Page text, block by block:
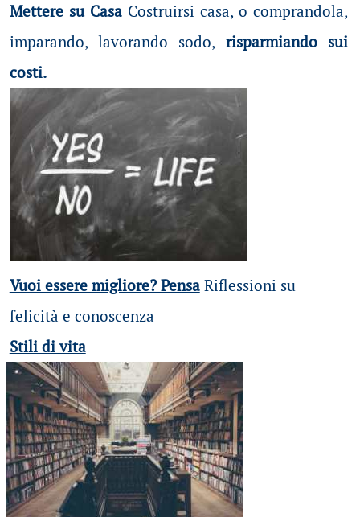
Mettere su Casa Costruirsi casa, o comprandola,
imparando, lavorando sodo, risparmiando sui
costi.
Vuoi essere migliore? PensaRiflessioni su
felicità e conoscenza
Stili di vita